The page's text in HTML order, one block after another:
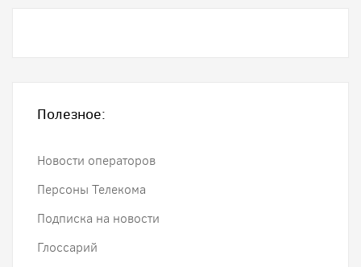
Полезное:
Новости операторов
Персоны Телекома
Подписка на новости
Глоссарий